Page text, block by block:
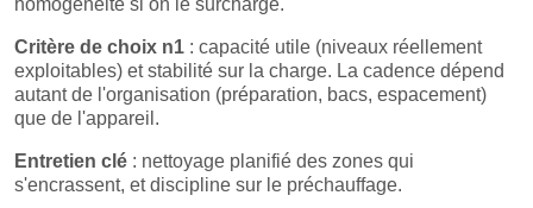
homogénéité si on le surcharge.
Critère de choix n1 : capacité utile (niveaux réellement
exploitables) et stabilité sur la charge. La cadence dépend
autant de l'organisation (préparation, bacs, espacement)
que de l'appareil.
Entretien clé : nettoyage planifié des zones qui
s'encrassent, et discipline sur le préchauffage.